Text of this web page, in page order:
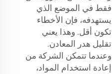
فقط في الموضع الذي
يستهدفه، فإن الأخطاء
تكون أقل. وهذا يعني
تقليل هدر المعادن.
وعندما تتمكن الشركة من
إعادة استخدام المواد،